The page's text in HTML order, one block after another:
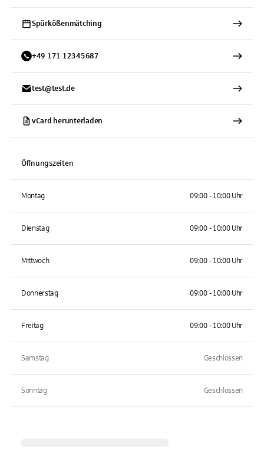
Spürkößenmätching
+49 171 12345687
test@test.de
vCard herunterladen
Öffnungszeiten
Montag 09:00 - 10:00 Uhr
Dienstag 09:00 - 10:00 Uhr
Mittwoch 09:00 - 10:00 Uhr
Donnerstag 09:00 - 10:00 Uhr
Freitag 09:00 - 10:00 Uhr
Samstag Geschlossen
Sonntag Geschlossen